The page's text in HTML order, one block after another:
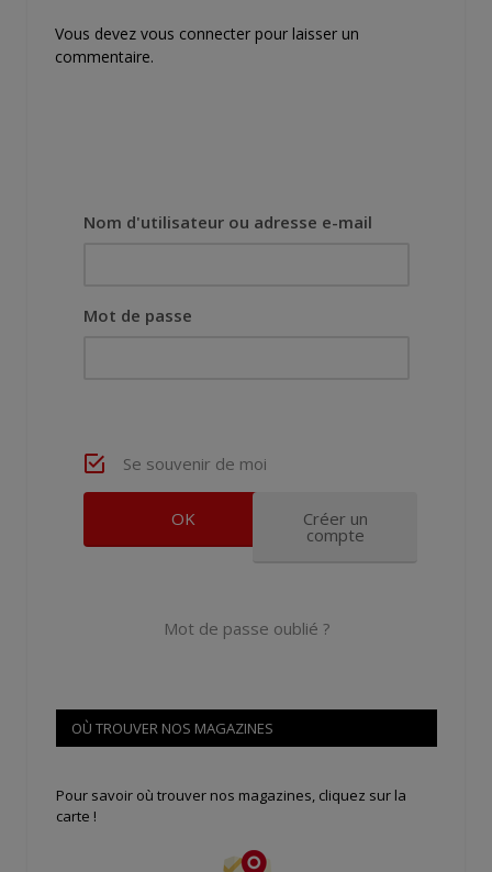
Vous devez vous connecter pour laisser un
commentaire.
Nom d'utilisateur ou adresse e-mail
Mot de passe
Se souvenir de moi
Créer un
compte
Mot de passe oublié ?
OÙ TROUVER NOS MAGAZINES
Pour savoir où trouver nos magazines, cliquez sur la
carte !